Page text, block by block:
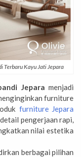
Terbaru Kayu Jati Jepara
Jepara menjadi
furniture
furniture Jepara
pengerjaan rapi,
nilai estetika
berbagai pilihan